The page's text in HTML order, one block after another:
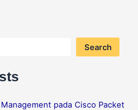
Search
pada Cisco Packet